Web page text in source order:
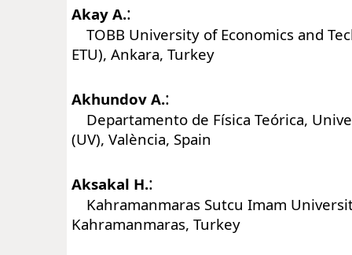
Akay A.:
TOBB University of Economics and
ETU), Ankara, Turkey
Akhundov A.:
Departamento de Física Teórica,
(UV), València, Spain
Aksakal H.:
Kahramanmaras Sutcu Imam
Kahramanmaras, Turkey